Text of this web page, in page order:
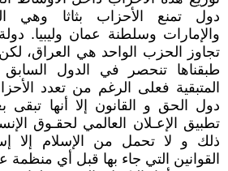
دول تمنع الأحزاب بثاثا وهي
والإمارات وسلطنة عمان وليبيا.
تجاوز الحزب الواحد هي العراق، لكن
طبقناها تنحصر في الدول السابق
المتبقية فعلى الرغم من تعدد
دول الحق و القانون إلا أنها تبقى
تطبيق الإعـلان العالمي لحقـوق
ذلك و لا تحمل من الإسلام إلا